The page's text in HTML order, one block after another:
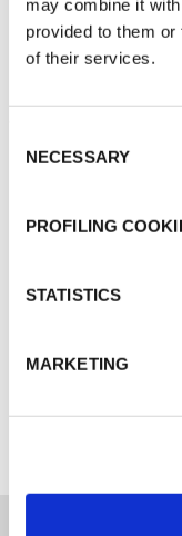
may combine it
provided to them
of their services.
Selection
NECESSARY
PROFILING
STATISTICS
MARKETING
ENTDECKEN